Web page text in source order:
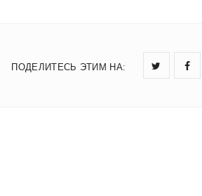
ПОДЕЛИТЕСЬ ЭТИМ НА: